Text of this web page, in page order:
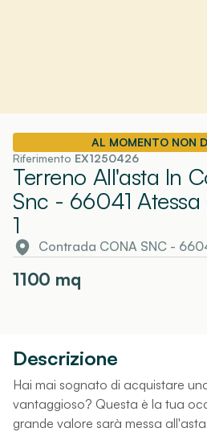
AL MOMENTO NON
Riferimento EX1250426
Terreno All'asta In
Snc - 66041 Atessa
1
Contrada CONA SNC -
1100 mq
Descrizione
Hai mai sognato di acquistare
vantaggioso? Questa è la tua
grande valore sarà messa